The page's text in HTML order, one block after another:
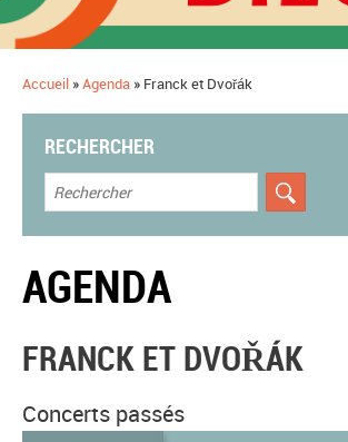
Accueil »Agenda » Franck et Dvořák
RECHERCHER
AGENDA
FRANCK ET DVOŘÁK
Concerts passés